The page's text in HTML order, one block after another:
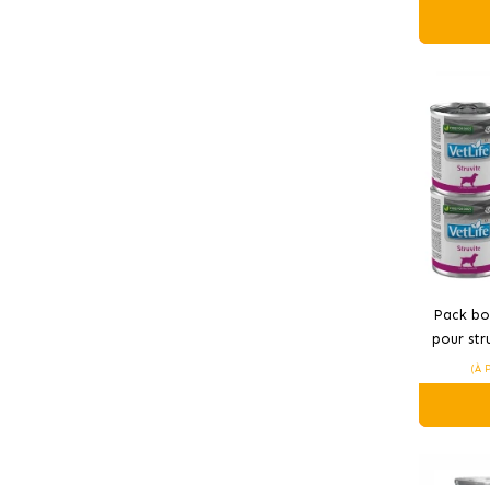
Pack
pour
(À